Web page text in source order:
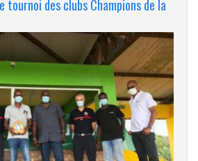
tournoi des clubs Champions de la